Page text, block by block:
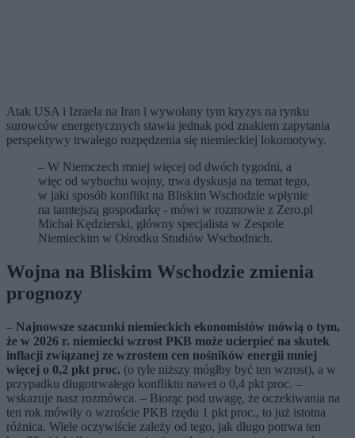
Atak USA i Izraela na Iran i wywołany tym kryzys na rynku
surowców energetycznych stawia jednak pod znakiem zapytania
perspektywy trwałego rozpędzenia się niemieckiej lokomotywy.
– W Niemczech mniej więcej od dwóch tygodni, a
więc od wybuchu wojny, trwa dyskusja na temat tego,
w jaki sposób konflikt na Bliskim Wschodzie wpłynie
na tamtejszą gospodarkę - mówi w rozmowie z Zero.pl
Michał Kędzierski, główny specjalista w Zespole
Niemieckim w Ośrodku Studiów Wschodnich.
Wojna na Bliskim Wschodzie zmienia
prognozy
– Najnowsze szacunki niemieckich ekonomistów mówią o tym,
że w 2026 r. niemiecki wzrost PKB może ucierpieć na skutek
inflacji związanej ze wzrostem cen nośników energii mniej
więcej o 0,2 pkt proc. (o tyle niższy mógłby być ten wzrost), a w
przypadku długotrwałego konfliktu nawet o 0,4 pkt proc. –
wskazuje nasz rozmówca. – Biorąc pod uwagę, że oczekiwania na
ten rok mówiły o wzroście PKB rzędu 1 pkt proc., to już istotna
różnica. Wiele oczywiście zależy od tego, jak długo potrwa ten